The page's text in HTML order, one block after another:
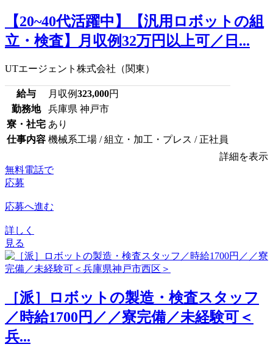
【20~40代活躍中】【汎用ロボットの組
立・検査】月収例32万円以上可／日...
UTエージェント株式会社（関東）
給与 月収例323,000円
勤務地
兵庫県 神戸市
寮・社宅 あり
仕事内容 機械系工場 / 組立・加工・プレス / 正社員
詳細を表示
無料電話で
応募
応募へ進む
詳しく
見る
［派］ロボットの製造・検査スタッフ
／時給1700円／／寮完備／未経験可＜
兵...